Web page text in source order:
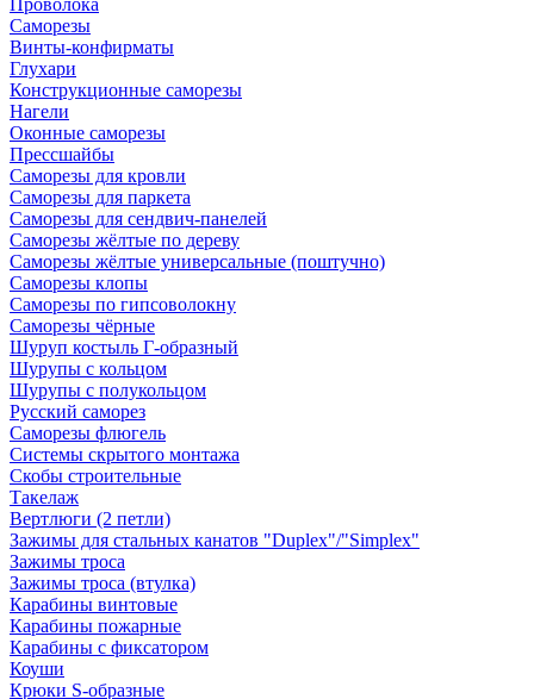
Проволока
Саморезы
Винты-конфирматы
Глухари
Конструкционные саморезы
Нагели
Оконные саморезы
Прессшайбы
Саморезы для кровли
Саморезы для паркета
Саморезы для сендвич-панелей
Саморезы жёлтые по дереву
Саморезы жёлтые универсальные (поштучно)
Саморезы клопы
Саморезы по гипсоволокну
Саморезы чёрные
Шуруп костыль Г-образный
Шурупы с кольцом
Шурупы с полукольцом
Русский саморез
Саморезы флюгель
Системы скрытого монтажа
Скобы строительные
Такелаж
Вертлюги (2 петли)
Зажимы для стальных канатов "Duplex"/"Simplex"
Зажимы троса
Зажимы троса (втулка)
Карабины винтовые
Карабины пожарные
Карабины с фиксатором
Коуши
Крюки S-образные